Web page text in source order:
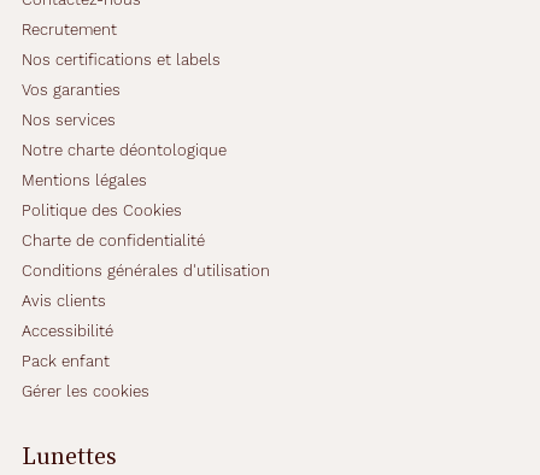
Recrutement
Nos certifications et labels
Vos garanties
Nos services
Notre charte déontologique
Mentions légales
Politique des Cookies
Charte de confidentialité
Conditions générales d'utilisation
Avis clients
Accessibilité
Pack enfant
Gérer les cookies
Lunettes